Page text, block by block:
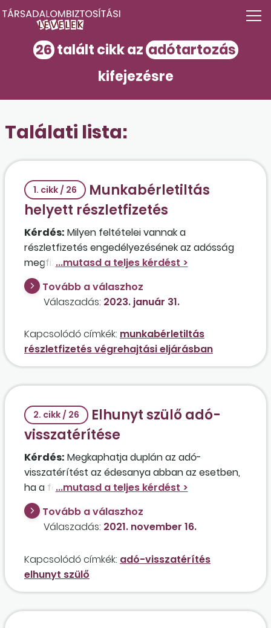
26talált cikk az adótartozás
kifejezésre
Találati lista:
1. cikk / 26
Munkabérletiltás
helyett részletfizetés
Kérdés: Milyen feltételei vannak a
részletfizetés engedélyezésének az adósság
megfizetésére a végrehajtási eljárásban és
azon belül a munkabérletiltás rendszerében?
Valóban elkerülhető a munkabér letiltása a
részletfizetéssel?
Tovább a válaszhoz
Válaszadás: 2023. január 31.
Kapcsolódó címkék: munkabérletiltás
részletfizetés végrehajtási eljárásban
2. cikk / 26
Elhunyt szülő adó-
visszatérítése
Kérdés: Megkaphatja duplán az adó-
visszatérítést az édesanya abban az esetben,
ha a férje 2021. október 10-én egy balesetben
elhunyt?
Tovább a válaszhoz
Válaszadás: 2021. november 16.
Kapcsolódó címkék: adó-visszatérítés
elhunyt szülő